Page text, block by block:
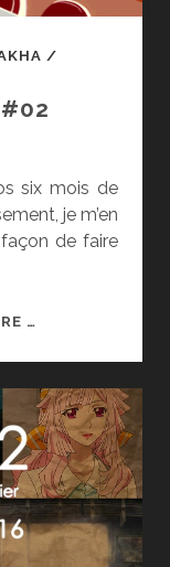
/
#02
six mois de
je m’en
façon de faire
…